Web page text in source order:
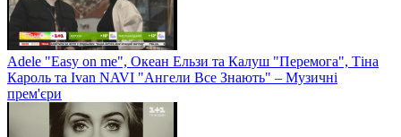
Adele "Easy on me", Океан Ельзи та Калуш "Перемога", Тіна
Кароль та Ivan NAVI "Ангели Все Знають" – Музичні
прем'єри